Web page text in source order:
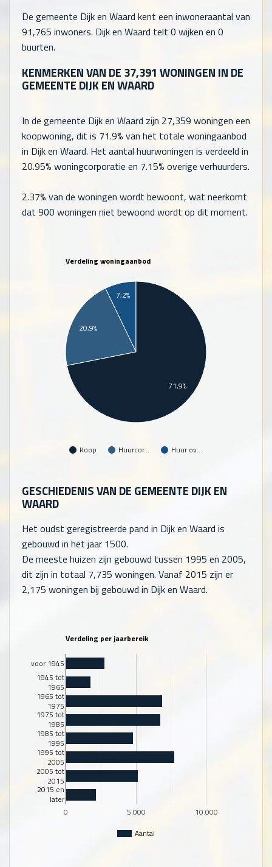
De gemeente Dijk en Waard kent een inwoneraantal van
91,765 inwoners. Dijk en Waard telt 0 wijken en 0
buurten.
KENMERKEN VAN DE 37,391 WONINGEN IN DE
GEMEENTE DIJK EN WAARD
In de gemeente Dijk en Waard zijn 27,359 woningen een
koopwoning, dit is 71.9% van het totale woningaanbod
in Dijk en Waard. Het aantal huurwoningen is verdeeld in
20.95% woningcorporatie en 7.15% overige verhuurders.
2.37% van de woningen wordt bewoont, wat neerkomt
dat 900 woningen niet bewoond wordt op dit moment.
Verdeling woningaanbod
Koop Huurcor… Huur ov…
7,2%
20,9%
71,9%
GESCHIEDENIS VAN DE GEMEENTE DIJK EN
WAARD
Het oudst geregistreerde pand in Dijk en Waard is
gebouwd in het jaar 1500.
De meeste huizen zijn gebouwd tussen 1995 en 2005,
dit zijn in totaal 7,735 woningen. Vanaf 2015 zijn er
2,175 woningen bij gebouwd in Dijk en Waard.
Verdeling per jaarbereik
Aantal
0 5.000 10.000
voor 1945
1945 tot
1965
1965 tot
1975
1975 tot
1985
1985 tot
1995
1995 tot
2005
2005 tot
2015
2015 en
later